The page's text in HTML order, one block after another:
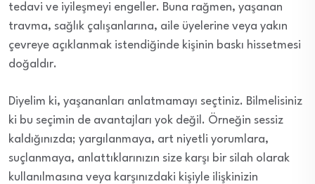
tedavi ve iyileşmeyi engeller. Buna rağmen, yaşanan
travma, sağlık çalışanlarına, aile üyelerine veya yakın
çevreye açıklanmak istendiğinde kişinin baskı hissetmesi
doğaldır.
Diyelim ki, yaşananları anlatmamayı seçtiniz. Bilmelisiniz
ki bu seçimin de avantajları yok değil. Örneğin sessiz
kaldığınızda; yargılanmaya, art niyetli yorumlara,
suçlanmaya, anlattıklarınızın size karşı bir silah olarak
kullanılmasına veya karşınızdaki kişiyle ilişkinizin